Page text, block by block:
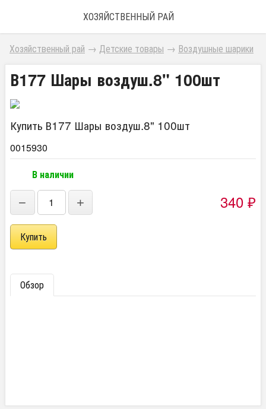
ХОЗЯЙСТВЕННЫЙ РАЙ
Хозяйственный рай → Детские товары → Воздушные шарики
В177 Шары воздуш.8" 100шт
Купить В177 Шары воздуш.8" 100шт
0015930
В наличии
− + 340 ₽
Обзор